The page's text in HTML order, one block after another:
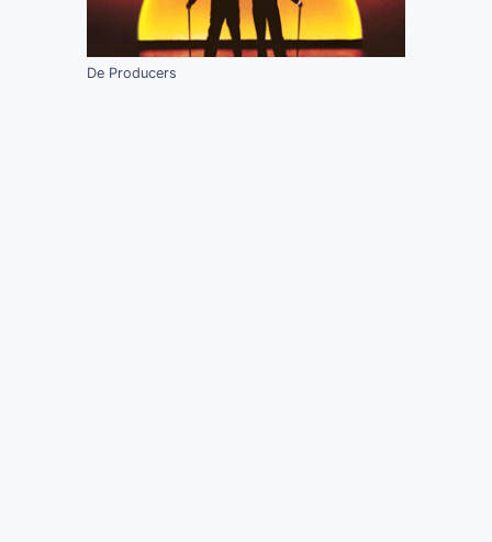
De Producers